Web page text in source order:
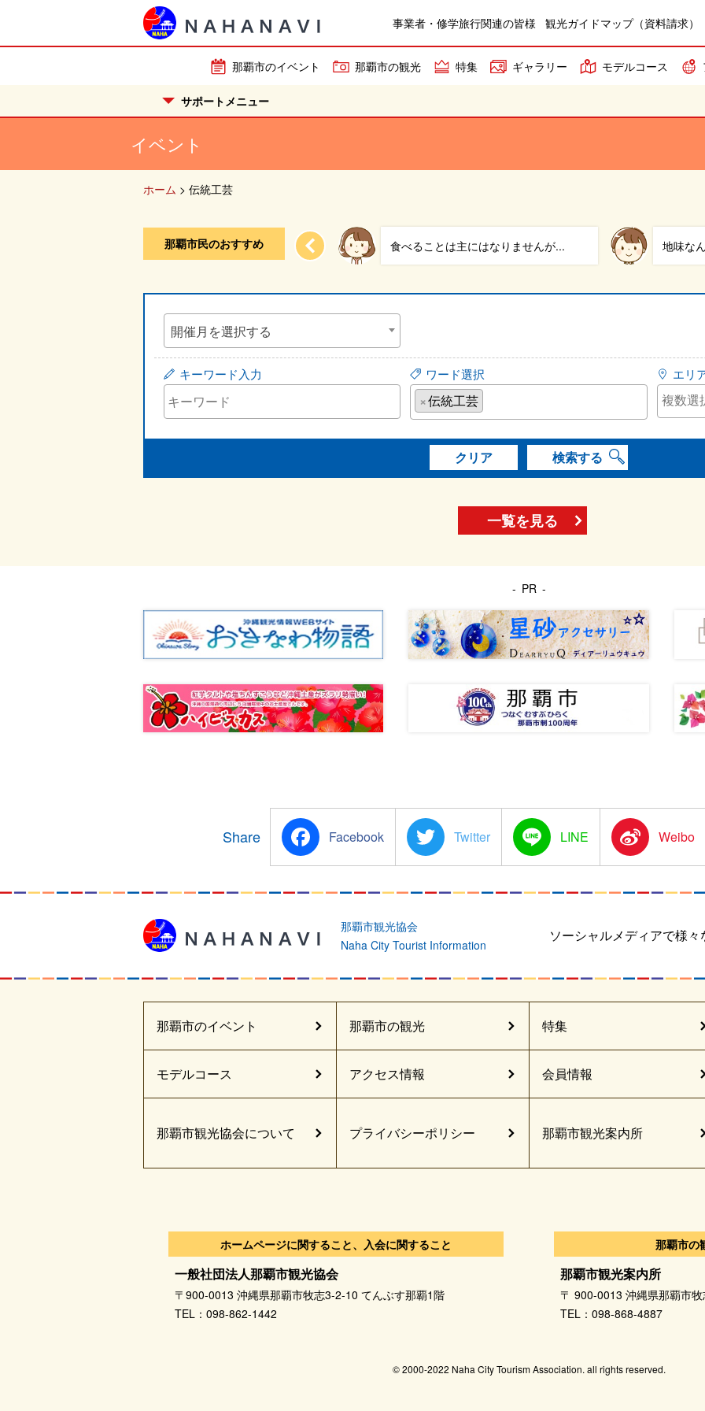
事業者・修学旅行関連の皆様 観光ガイドマップ（資料請求）
那覇市のイベント 那覇市の観光 特集 ギャラリー モデルコース
サポートメニュー
イベント
ホーム > 伝統工芸
那覇市民のおすすめ
一番はやっぱり「首里城」って選... 食べることは主にはなりませんが... 地味な
開催月を選択する
キーワード入力 ワード選択
×伝統工芸
エリ
クリア 検索する
一覧を見る
PR
Share Facebook Twitter Line Sina
Weibo
那覇市観光協会
Naha City Tourist Information
ソーシャルメディアで様
那覇市のイベント 那覇市の観光 特集
モデルコース アクセス情報 会員情報
那覇市観光協会について プライバシーポリシー 那覇市観光案内所
ホームページに関すること、入会に関すること
一般社団法人那覇市観光協会
〒900-0013 沖縄県那覇市牧志3-2-10 てんぶす那覇1階
TEL：098-862-1442
那覇市の
那覇市観光案内所
〒 900-0013 沖縄県那覇市
TEL：098-868-4887
© 2000-2022 Naha City Tourism Association. all rights reserved.